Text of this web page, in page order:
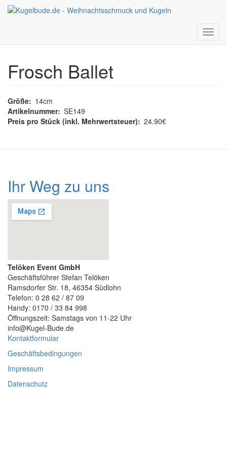
Frosch Ballet
Größe
14cm
Artikelnummer SE149
Preis pro Stück (inkl. Mehrwertsteuer)
24.90€
Ihr Weg zu uns
Telöken Event GmbH
Geschäftsführer Stefan Telöken
Ramsdorfer Str. 18, 46354 Südlohn
Telefon: 0 28 62 / 87 09
Handy: 0170 / 33 84 998
Öffnungszeit: Samstags von 11-22 Uhr
info@Kugel-Bude.de
Kontaktformular
Geschäftsbedingungen
Impressum
Datenschutz